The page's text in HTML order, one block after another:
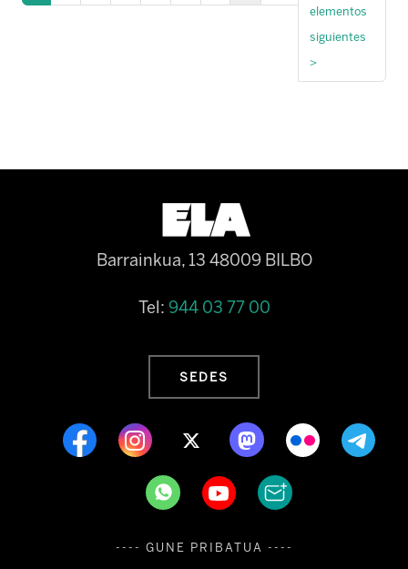
elementos
siguientes
>
Barrainkua, 13 48009 BILBO
Tel: 944 03 77 00
SEDES
---- GUNE PRIBATUA ----